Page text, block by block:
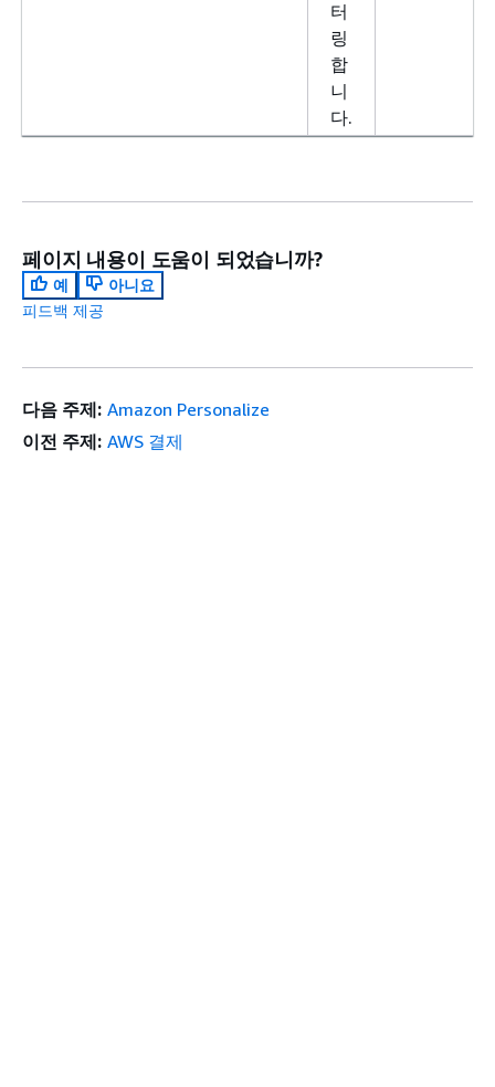
터
링
합
니
다.
페이지 내용이 도움이 되었습니까?
예
아니요
피드백 제공
다음 주제: Amazon Personalize
이전 주제: AWS 결제